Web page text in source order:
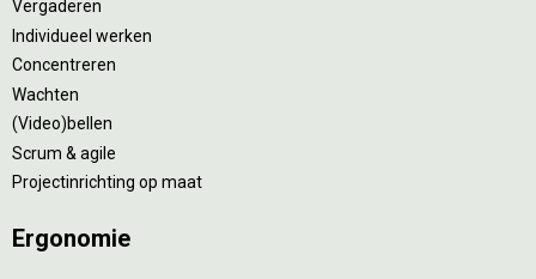
Vergaderen
Individueel werken
Concentreren
Wachten
(Video)bellen
Scrum & agile
Projectinrichting op maat
Ergonomie